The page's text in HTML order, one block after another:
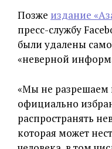
Позже издание
пресс-службу
были удалены
«неверной
«Мы не разрешаем
официально
распространять
которая может